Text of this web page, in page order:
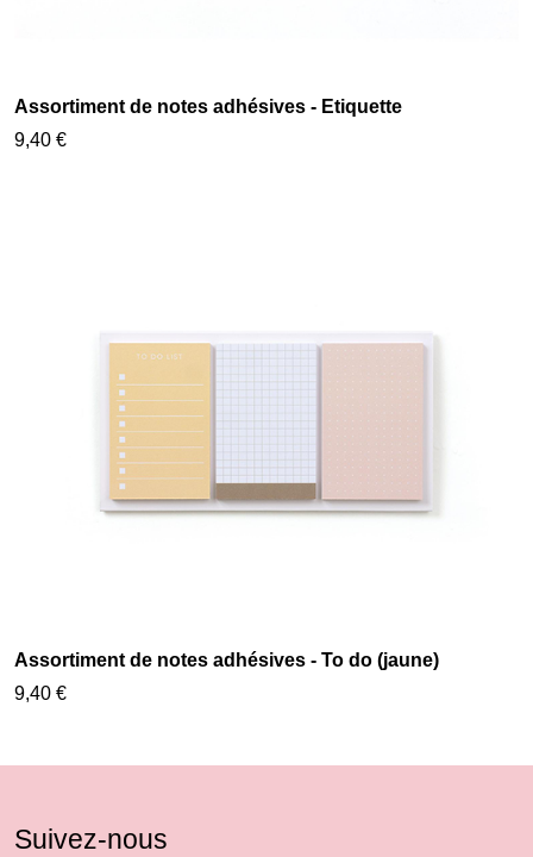
Assortiment de notes adhésives - Etiquette
9,40 €
Assortiment de notes adhésives - To do (jaune)
9,40 €
Suivez-nous